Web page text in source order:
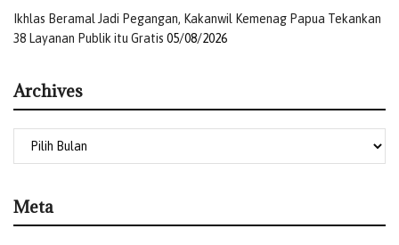
(Redaksi)
Kemenag RI
Ikhlas Beramal Jadi Pegangan, Kakanwil Kemenag Papua Tekankan
38 Layanan Publik itu Gratis 05/08/2026
Archives
Meta